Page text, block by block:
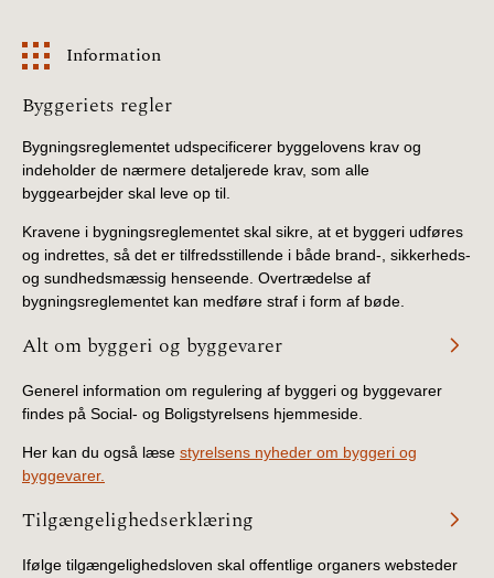
Information
Information
Byggeriets regler
Bygningsreglementet udspecificerer byggelovens krav og
indeholder de nærmere detaljerede krav, som alle
byggearbejder skal leve op til.
Kravene i bygningsreglementet skal sikre, at et byggeri udføres
og indrettes, så det er tilfredsstillende i både brand-, sikkerheds-
og sundhedsmæssig henseende. Overtrædelse af
bygningsreglementet kan medføre straf i form af bøde.
Alt om byggeri og byggevarer
Generel information om regulering af byggeri og byggevarer
findes på Social- og Boligstyrelsens hjemmeside.
Her kan du også læse styrelsens nyheder om byggeri og
byggevarer.
Tilgængelighedserklæring
Ifølge tilgængelighedsloven skal offentlige organers websteder